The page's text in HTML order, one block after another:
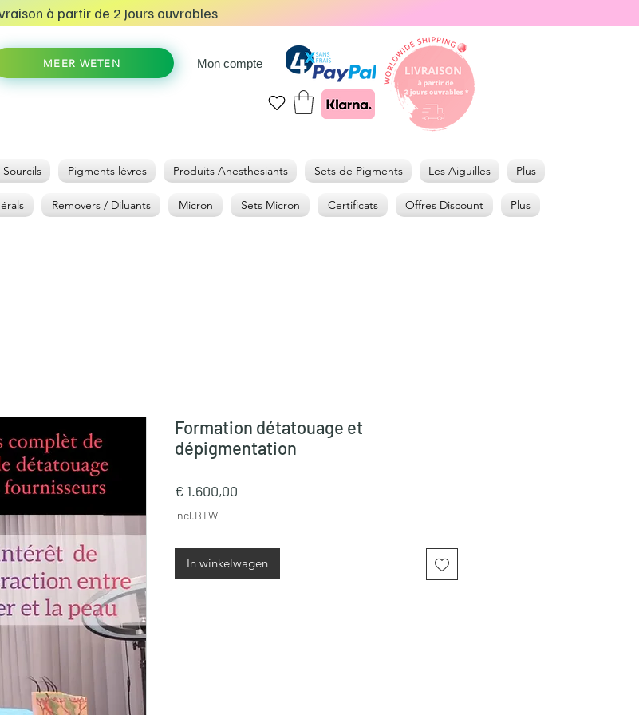
MEER WETEN Mon compte
Pigments lèvres Produits Anesthesiants Sets de Pigments Les Aiguilles Plus
Removers / Diluants Micron Sets Micron Certificats Offres Discount Plus
à partir de 2 Jours ouvrables
Formation détatouage et
dépigmentation
€ 1.600,00
incl.BTW
In winkelwagen